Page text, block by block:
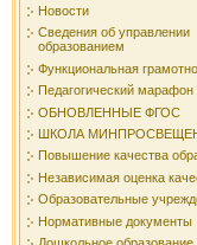
Новости
Сведения об управлении
образованием
Функциональная
Педагогический марафон
ОБНОВЛЕННЫЕ ФГОС
ШКОЛА
Повышение качества
Независимая оценка
Образовательные
Нормативные документы